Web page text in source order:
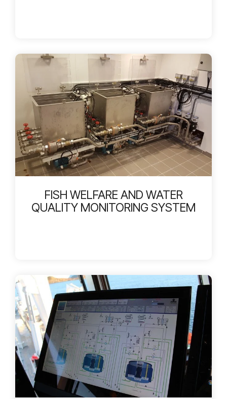
FISH WELFARE AND WATER
QUALITY MONITORING SYSTEM